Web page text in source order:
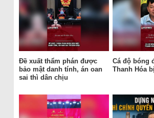
Đề xuất thẩm phán được
bảo mật danh tính, án oan
sai thì dân chịu
Cá độ bóng
Thanh Hóa